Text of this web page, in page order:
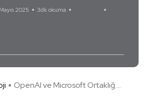
2025 3dk okuma
OpenAI ve Microsoft Ortaklığ ...